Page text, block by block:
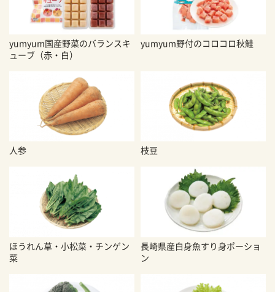
yumyum国産野菜のバランスキ
ューブ（赤・白）
yumyum野付のコロコロ秋鮭
人参 枝豆
ほうれん草・小松菜・チンゲン
菜
長崎県産白身魚すり身ポーショ
ン